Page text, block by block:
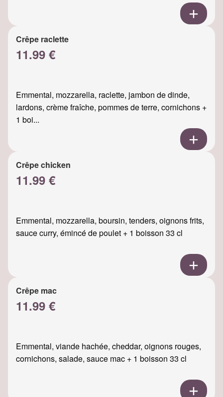
Crêpe raclette
11.99 €
Emmental, mozzarella, raclette, jambon de dinde,
lardons, crème fraîche, pommes de terre, cornichons +
1 boi...
Crêpe chicken
11.99 €
Emmental, mozzarella, boursin, tenders, oignons frits,
sauce curry, émincé de poulet + 1 boisson 33 cl
Crêpe mac
11.99 €
Emmental, viande hachée, cheddar, oignons rouges,
cornichons, salade, sauce mac + 1 boisson 33 cl